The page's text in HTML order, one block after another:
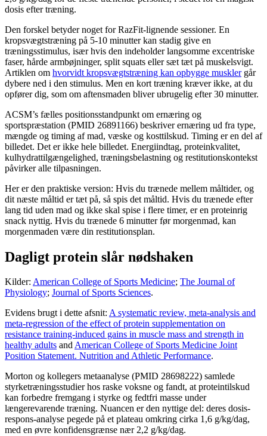
dosis efter træning.
Den forskel betyder noget for RazFit-lignende sessioner. En
kropsvægtstræning på 5-10 minutter kan stadig give en
træningsstimulus, især hvis den indeholder langsomme excentriske
faser, hårde armbøjninger, split squats eller sæt tæt på muskelsvigt.
Artiklen om hvorvidt kropsvægtstræning kan opbygge musklergår
dybere ned i den stimulus. Men en kort træning kræver ikke, at du
opfører dig, som om aftensmaden bliver ubrugelig efter 30 minutter.
ACSM’s fælles positionsstandpunkt om ernæring og
sportspræstation (PMID 26891166) beskriver ernæring ud fra type,
mængde og timing af mad, væske og kosttilskud. Timing er en del af
billedet. Det er ikke hele billedet. Energiindtag, proteinkvalitet,
kulhydrattilgængelighed, træningsbelastning og restitutionskontekst
påvirker alle tilpasningen.
Her er den praktiske version: Hvis du trænede mellem måltider, og
dit næste måltid er tæt på, så spis det måltid. Hvis du trænede efter
lang tid uden mad og ikke skal spise i flere timer, er en proteinrig
snack nyttig. Hvis du trænede 6 minutter før morgenmad, kan
morgenmaden være din restitutionsplan.
Dagligt protein slår nødshaken
Kilder: American College of Sports Medicine; The Journal of
Physiology; Journal of Sports Sciences.
Evidens brugt i dette afsnit: A systematic review, meta-analysis and
meta-regression of the effect of protein supplementation on
resistance training-induced gains in muscle mass and strength in
healthy adults andAmerican College of Sports Medicine Joint
Position Statement. Nutrition and Athletic Performance.
Morton og kollegers metaanalyse (PMID 28698222) samlede
styrketræningsstudier hos raske voksne og fandt, at proteintilskud
kan forbedre fremgang i styrke og fedtfri masse under
længerevarende træning. Nuancen er den nyttige del: deres dosis-
respons-analyse pegede på et plateau omkring cirka 1,6 g/kg/dag,
med en øvre konfidensgrænse nær 2,2 g/kg/dag.